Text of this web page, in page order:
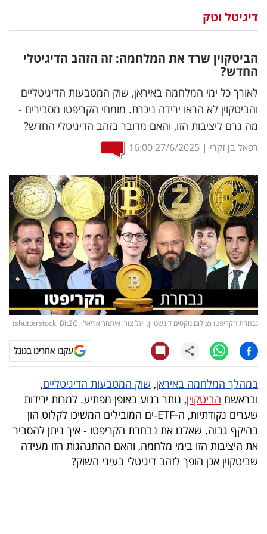
וצרכנות
דיגיטל
וטק
שיווק
ופרסום
מדדים
ומחקרים
דעות
רכילות
עסקית
קריפטו
ויראלי
טלוויזיה
עסקי
ספורט
קריירה
ולימודים
דיגיטל וטק
הביטקוין שרד את המלחמה: זה הזהב הדיגיטלי
החדש?
לאורך כל ימי המלחמה באיראן, שוק המטבעות הדיגיטליים
והביטקוין לא הראו ירידה ניכרת. מומחי הקריפטו מסבירים -
מה גרם ליציבות הזו, והאם מדובר בזהב הדיגיטלי החדש?
רפאל בן זקרי |
27/6/2025
16:00
נבחרת הקריפטו (צילום מקסים דינשטיין, יעל צור, איתמר אריאלי, shutterstock, Bit2C)
עקבו אחרינו בגוגל
במהלך המלחמה באיראן, שוק המטבעות הדיגיטליים,
ובראשם הביטקוין, נותר רגוע באופן מפתיע. למרות ירידות
שערים נקודתיות, ה-ETF‑ים המובילים המשיכו לקלוט הון
בהיקף גבוה. שאלנו את נבחרת הקריפטו - איך ניתן להסביר
את היציבות הזו בימי מלחמה, והאם ההתנהגות הזו מעידה
שביטקוין אכן הופך לזהב דיגיטלי בעיני השוק?